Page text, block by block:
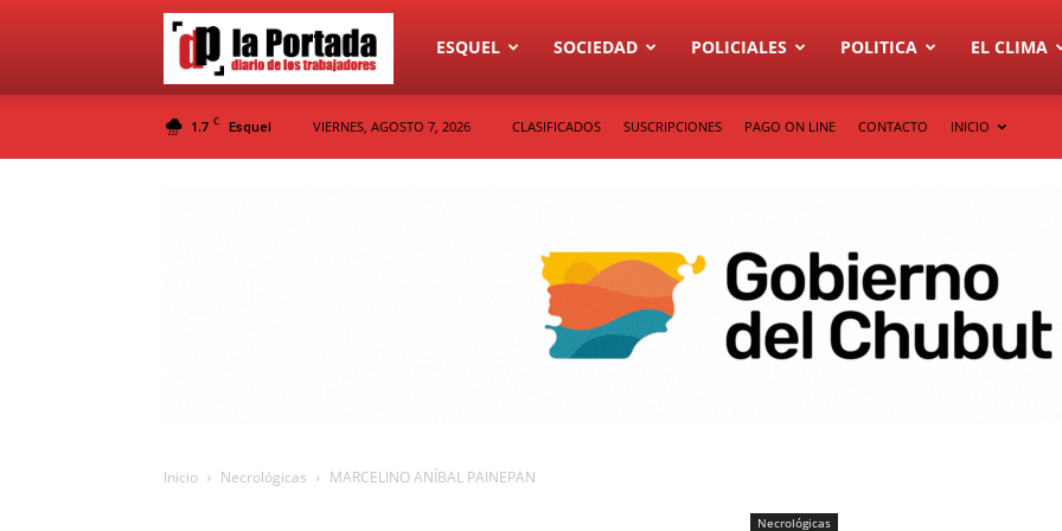
Diario
La
ESQUEL SOCIEDAD POLICIALES POLITICA EL CLIMA
1.7 C Esquel VIERNES, AGOSTO 7, 2026 CLASIFICADOS SUSCRIPCIONES PAGO ON LINE CONTACTO INICIO
Inicio Necrológicas MARCELINO ANÍBAL PAINEPAN
Necrológicas